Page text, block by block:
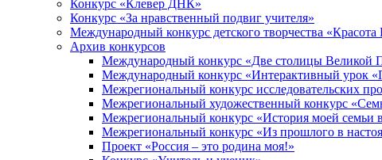
Конкурс «Клевер ДНК»
Конкурс «За нравственный подвиг учителя»
Международный конкурс детского творчества «Красота
Архив конкурсов
Международный конкурс «Две столицы Великой
Международный конкурс «Интерактивный урок
Межрегиональный конкурс исследовательских
Межрегиональный художественный конкурс
Межрегиональный конкурс «История моей семьи
Межрегиональный конкурс «Из прошлого в
Проект «Россия – это родина моя!»